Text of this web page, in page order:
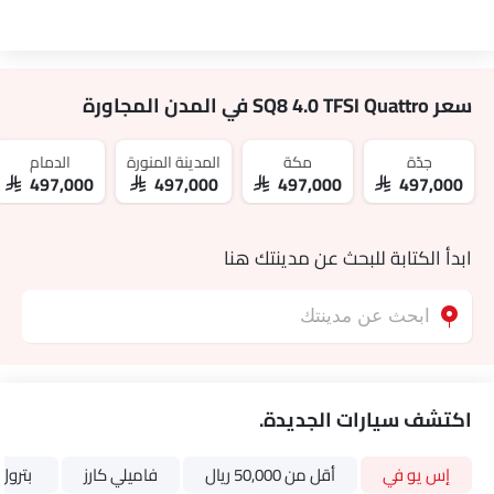
تنجيد النسيج
تبريد صندوق القفازات
سقف الشمس
طاولة قابلة للطي خلفية
حامل سقف
دخول بطاقة الوصول الذكية
أضواء الضباب الخلفية
سقف القمر
عمود التوجيه
سعر SQ8 4.0 TFSI Quattro في المدن المجاورة
جدّة
SAR 497,000
مكة
SAR 497,000
المدينة المنورة
SAR 497,000
الدمام
SAR 497,000
ابدأ الكتابة للبحث عن مدينتك هنا
اكتشف سيارات الجديدة.
إس يو في أقل من 50,000 ريال فاميلي كارز